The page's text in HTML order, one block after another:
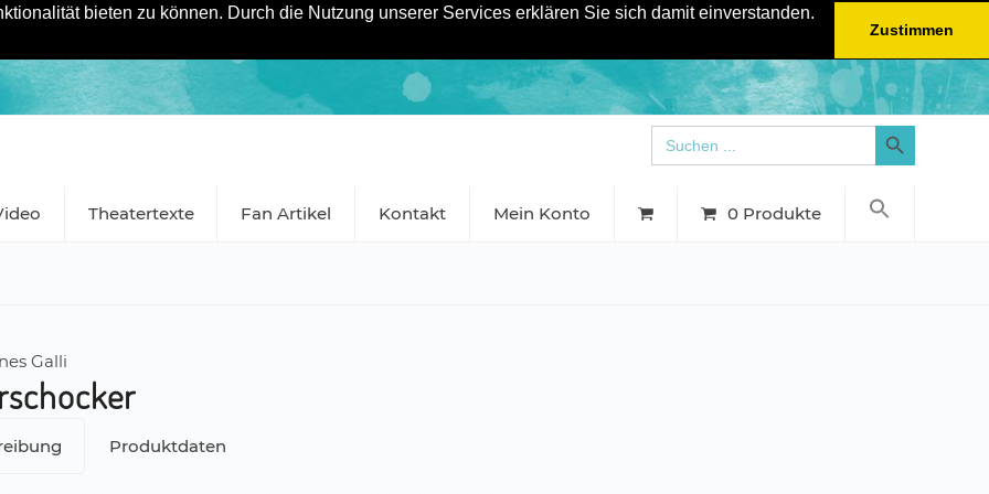
bieten zu können. Durch die Nutzung unserer Services erklären Sie sich damit einverstanden.
Zustimmen
Search
for:
Search Button
Theatertexte Fan Artikel Kontakt Mein Konto 0 Produkte
Galli
Produktdaten